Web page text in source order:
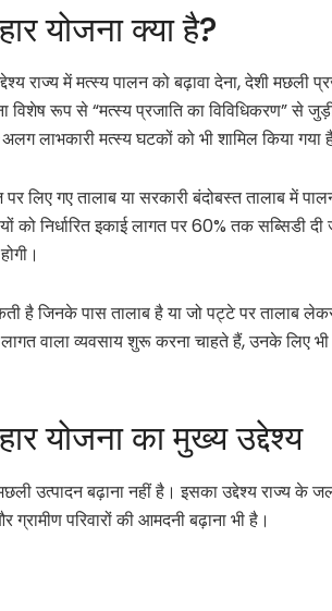
योजना क्या है?
राज्य में मत्स्य पालन को बढ़ावा देना, देशी मछली
विशेष रूप से “मत्स्य प्रजाति का विविधिकरण” से
लाभकारी मत्स्य घटकों को भी शामिल किया गया
पर लिए गए तालाब या सरकारी बंदोबस्त तालाब में
को निर्धारित इकाई लागत पर 60% तक सब्सिडी दी
है जिनके पास तालाब है या जो पट्टे पर तालाब
वाला व्यवसाय शुरू करना चाहते हैं, उनके लिए
योजना का मुख्य उद्देश्य
उत्पादन बढ़ाना नहीं है। इसका उद्देश्य राज्य के
परिवारों की आमदनी बढ़ाना भी है।